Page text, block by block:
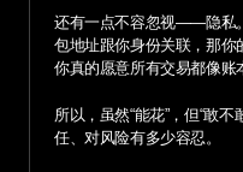
还有一点不容忽视——隐私
包地址跟你身份关联，那你
你真的愿意所有交易都像账
所以，虽然“能花”，但“敢
任、对风险有多少容忍。